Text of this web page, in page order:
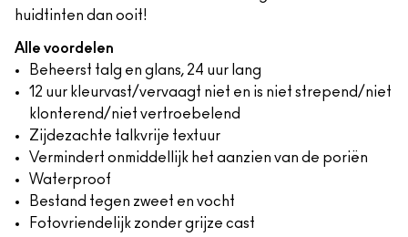
huidtinten dan ooit!
Alle voordelen
Beheerst talg en glans, 24 uur lang
12 uur kleurvast/vervaagt niet en is niet strepend/niet
klonterend/niet vertroebelend
Zijdezachte talkvrije textuur
Vermindert onmiddellijk het aanzien van de poriën
Waterproof
Bestand tegen zweet en vocht
Fotovriendelijk zonder grijze cast